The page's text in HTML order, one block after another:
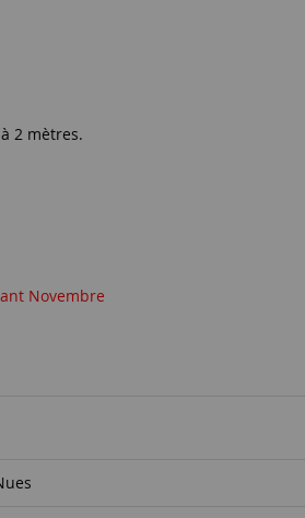
2 mètres.
Novembre